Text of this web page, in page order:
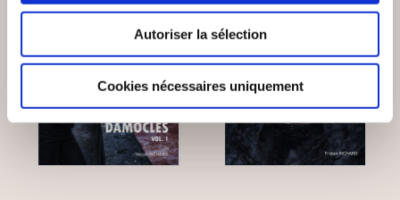
Autoriser la sélection
Cookies nécessaires uniquement